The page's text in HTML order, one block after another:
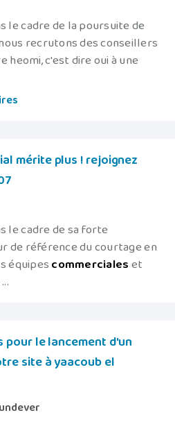
le cadre de la poursuite de
recrutons des conseillers
heomi, c'est dire oui à une
mérite plus ! rejoignez
le cadre de sa forte
de référence du courtage en
équipescommercialeset
pour le lancement d'un
site à yaacoub el